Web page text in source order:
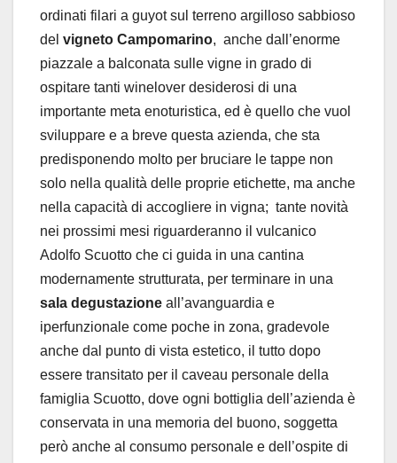
ordinati filari a guyot sul terreno argilloso sabbioso
del vigneto Campomarino, anche dall’enorme
piazzale a balconata sulle vigne in grado di
ospitare tanti winelover desiderosi di una
importante meta enoturistica, ed è quello che vuol
sviluppare e a breve questa azienda, che sta
predisponendo molto per bruciare le tappe non
solo nella qualità delle proprie etichette, ma anche
nella capacità di accogliere in vigna; tante novità
nei prossimi mesi riguarderanno il vulcanico
Adolfo Scuotto che ci guida in una cantina
modernamente strutturata, per terminare in una
sala degustazione all’avanguardia e
iperfunzionale come poche in zona, gradevole
anche dal punto di vista estetico, il tutto dopo
essere transitato per il caveau personale della
famiglia Scuotto, dove ogni bottiglia dell’azienda è
conservata in una memoria del buono, soggetta
però anche al consumo personale e dell’ospite di